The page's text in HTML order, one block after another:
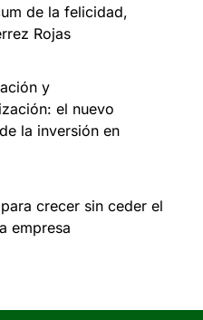
de la felicidad,
Rojas
y
el nuevo
la inversión en
crecer sin ceder el
empresa